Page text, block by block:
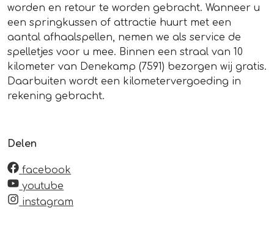
worden en retour te worden gebracht. Wanneer u
een springkussen of attractie huurt met een
aantal afhaalspellen, nemen we als service de
spelletjes voor u mee. Binnen een straal van 10
kilometer van Denekamp (7591) bezorgen wij gratis.
Daarbuiten wordt een kilometervergoeding in
rekening gebracht.
Delen
facebook
youtube
instagram